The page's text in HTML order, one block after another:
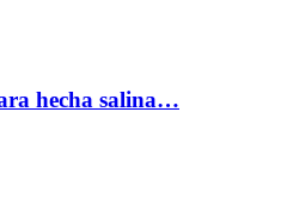
hecha salina…